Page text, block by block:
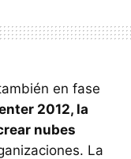
en fase
2012, la
nubes
La